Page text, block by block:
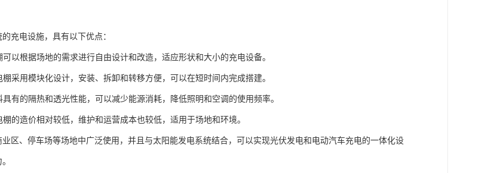
充电设施，具有以下优点：
以根据场地的需求进行自由设计和改造，适应形状和大小的充电设备。
采用模块化设计，安装、拆卸和转移方便，可以在短时间内完成搭建。
有的隔热和透光性能，可以减少能源消耗，降低照明和空调的使用频率。
的造价相对较低，维护和运营成本也较低，适用于场地和环境。
区、停车场等场地中广泛使用，并且与太阳能发电系统结合，可以实现光伏发电和电动汽车充电的一体化设